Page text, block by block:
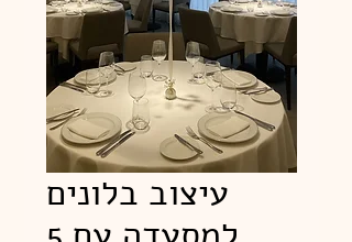
עיצוב בלונים